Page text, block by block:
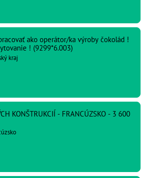
ako operátor/ka výroby čokolád !
! (9299*6.003)
kraj
KONŠTRUKCIÍ - FRANCÚZSKO - 3 600